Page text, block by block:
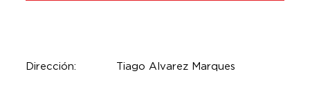
Dirección: Tiago Alvarez Marques